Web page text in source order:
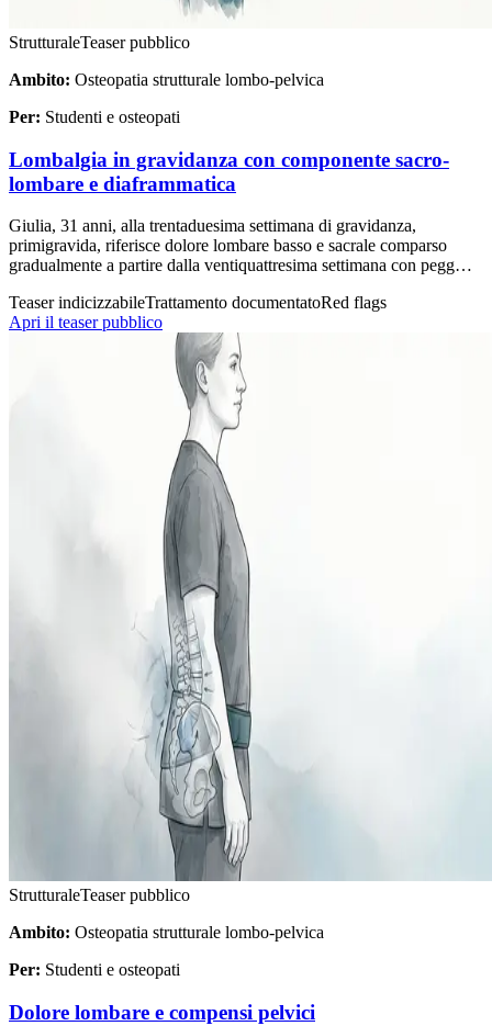
StrutturaleTeaser pubblico
Ambito: Osteopatia strutturale lombo-pelvica
Per: Studenti e osteopati
Lombalgia in gravidanza con componente sacro-
lombare e diaframmatica
Giulia, 31 anni, alla trentaduesima settimana di gravidanza,
primigravida, riferisce dolore lombare basso e sacrale comparso
gradualmente a partire dalla ventiquattresima settimana con pegg…
Teaser indicizzabileTrattamento documentatoRed flags
Apri il teaser pubblico
StrutturaleTeaser pubblico
Ambito: Osteopatia strutturale lombo-pelvica
Per: Studenti e osteopati
Dolore lombare e compensi pelvici